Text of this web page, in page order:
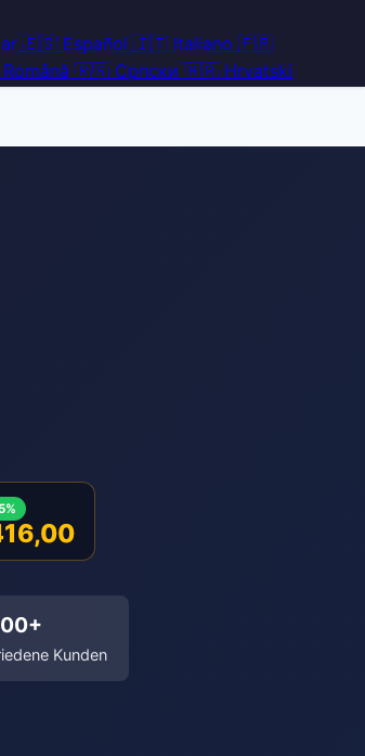
🇪🇸 Español 🇮🇹 Italiano 🇫🇷
Română 🇷🇸 Српски 🇭🇷 Hrvatski
Kunden